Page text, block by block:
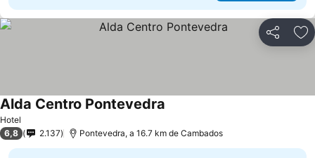
Partilhar
Hotel
Alda Centro Pontevedra
6,8 2.137 Pontevedra, a 16.7 km de Cambados